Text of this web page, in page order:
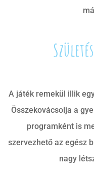
A játék remekül illik
Összekovácsolja a
programként is
szervezhető az egész
nagy